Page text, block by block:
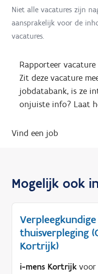
Niet alle vacatures zijn
aansprakelijk voor de
vacatures.
Rapporteer vacature
Zit deze vacature
jobdatabank, is ze
onjuiste info? Laat
Vind een job
Mogelijk ook
Verpleegkundige
thuisverpleging
Kortrijk)
i-mens Kortrijk voor